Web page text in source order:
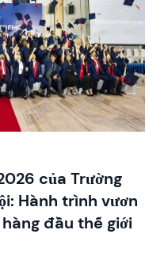
của Trường
Hành trình vươn
đầu thế giới